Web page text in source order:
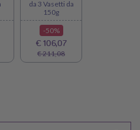
da 3 Vasetti da
150g
-50%
€ 106,07
€ 211,08